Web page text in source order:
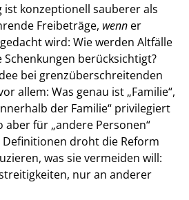
ist konzeptionell sauberer als
Freibeträge, wenn er
wird: Wie werden Altfälle
berücksichtigt?
bei grenzüberschreitenden
allem: Was genau ist „Familie“,
der Familie“ privilegiert
aber für „andere Personen“
Definitionen droht die Reform
was sie vermeiden will:
nur an anderer